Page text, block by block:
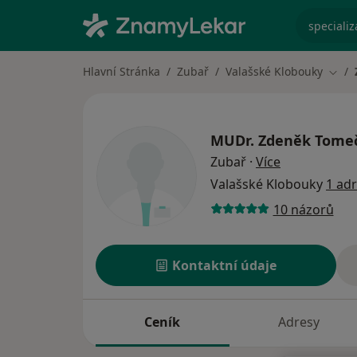
Hlavní Stránka Zubař Valašské Klobouky
MUDr. Zdeněk
Zubař · Více
Valašské Klobouky 1
10 názorů
Kontaktní údaje
Ceník Adresy